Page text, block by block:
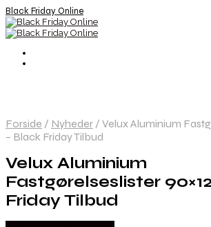
Black Friday Online
Forside / Nyheder / Velux Aluminium
– Black Friday Tilbud
Velux Aluminium
Fastgørelseslister
Friday Tilbud